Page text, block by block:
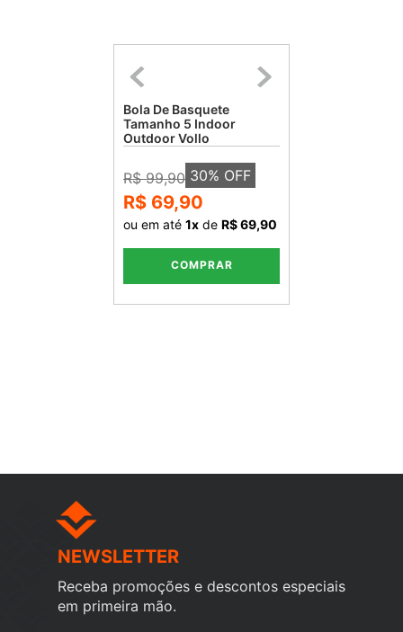
Bola De Basquete
Tamanho 5 Indoor
Outdoor Vollo
R$ 99,90 30% OFF
R$ 69,90
ou em até 1x de R$ 69,90
COMPRAR
NEWSLETTER
Receba promoções e descontos especiais
em primeira mão.